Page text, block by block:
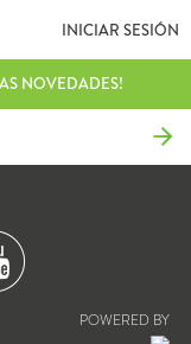
INICIAR SESIÓN
NOVEDADES!
POWERED BY